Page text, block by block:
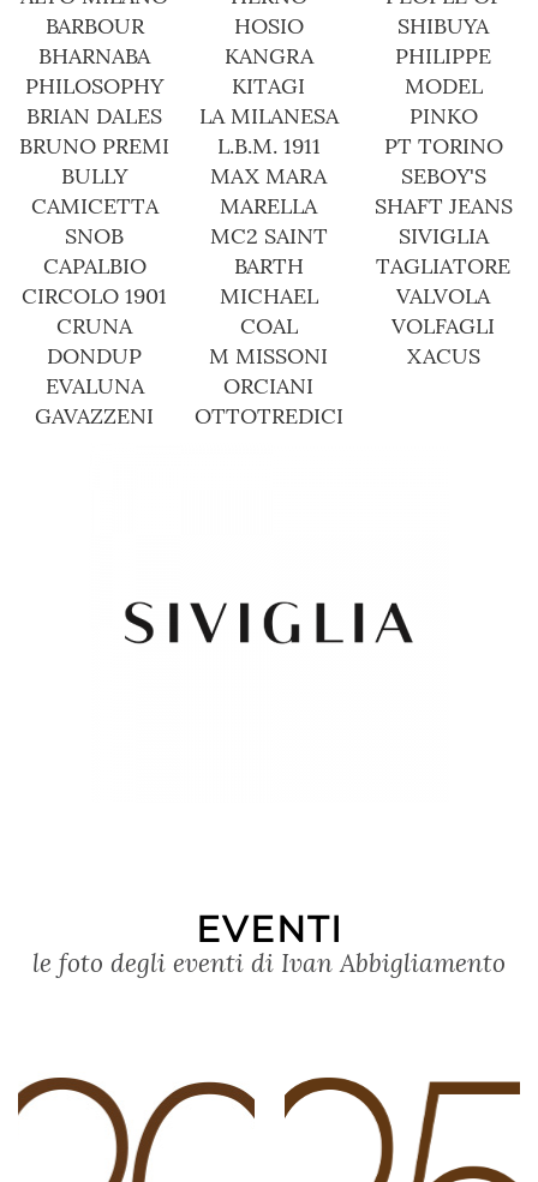
BARBOUR
BHARNABA
PHILOSOPHY
BRIAN DALES
BRUNO PREMI
BULLY
CAMICETTA
SNOB
CAPALBIO
CIRCOLO 1901
CRUNA
DONDUP
EVALUNA
GAVAZZENI
HOSIO
KANGRA
KITAGI
LA MILANESA
L.B.M. 1911
MAX MARA
MARELLA
MC2 SAINT
BARTH
MICHAEL
COAL
M MISSONI
ORCIANI
OTTOTREDICI
SHIBUYA
PHILIPPE
MODEL
PINKO
PT TORINO
SEBOY'S
SHAFT JEANS
SIVIGLIA
TAGLIATORE
VALVOLA
VOLFAGLI
XACUS
EVENTI
le foto degli eventi di Ivan Abbigliamento